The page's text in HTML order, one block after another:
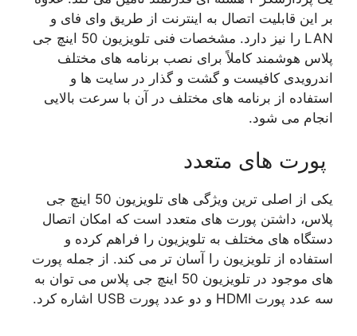
بر این قابلیت اتصال به اینترنت از طریق وای فای و
LAN را نیز دارد. مشخصات فنی تلویزیون 50 اینچ جی
پلاس هوشمند کاملاً برای نصب برنامه های مختلف
اندرویدی کافیست و گشت و گذار در سایت ها و
استفاده از برنامه های مختلف در آن با سرعت بالایی
انجام می شود.
پورت های متعدد
یکی از اصلی ترین ویژگی های تلویزیون 50 اینچ جی
پلاس، داشتن پورت های متعدد است که امکان اتصال
دستگاه های مختلف به تلویزیون را فراهم کرده و
استفاده از تلویزیون را آسان تر می کند. از جمله پورت
های موجود در تلویزیون 50 اینچ جی پلاس می توان به
سه عدد پورت HDMI و دو عدد پورت USB اشاره کرد.